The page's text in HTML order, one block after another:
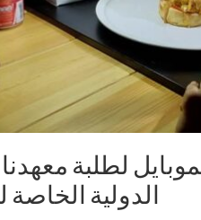
لطلبة
الدولية الخاصة